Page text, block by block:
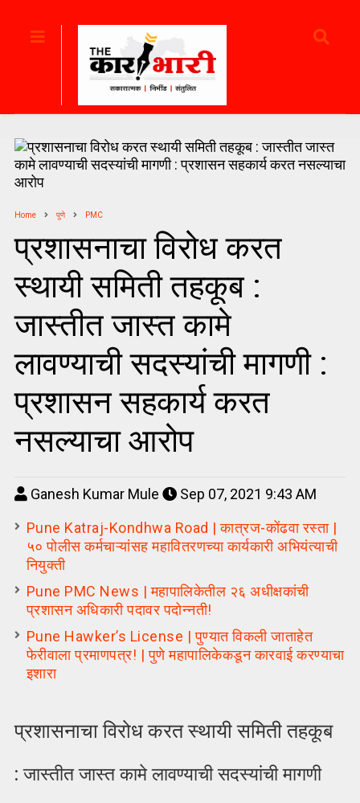
Home पुणे PMC
प्रशासनाचा विरोध करत
स्थायी समिती तहकूब :
जास्तीत जास्त कामे
लावण्याची सदस्यांची मागणी :
प्रशासन सहकार्य करत
नसल्याचा आरोप
Ganesh Kumar Mule
Sep 07, 2021 9:43 AM
Pune Katraj-Kondhwa Road | कात्रज-कोंढवा रस्ता |
५० पोलीस कर्मचाऱ्यांसह महावितरणच्या कार्यकारी अभियंत्याची
नियुक्ती
Pune PMC News | महापालिकेतील २६ अधीक्षकांची
प्रशासन अधिकारी पदावर पदोन्नती!
Pune Hawker’s License | पुण्यात विकली जाताहेत
फेरीवाला प्रमाणपत्र! | पुणे महापालिकेकडून कारवाई करण्याचा
इशारा
प्रशासनाचा विरोध करत स्थायी समिती तहकूब
: जास्तीत जास्त कामे लावण्याची सदस्यांची मागणी